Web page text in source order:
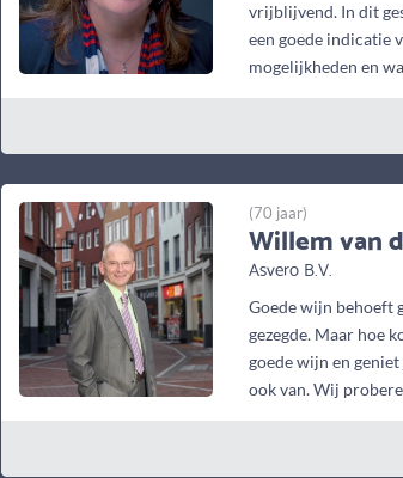
vrijblijvend. In dit
een goede indicatie
mogelijkheden en
(70 jaar)
Willem van
Asvero B.V.
Goede wijn behoeft
gezegde. Maar hoe
goede wijn en
ook van. Wij